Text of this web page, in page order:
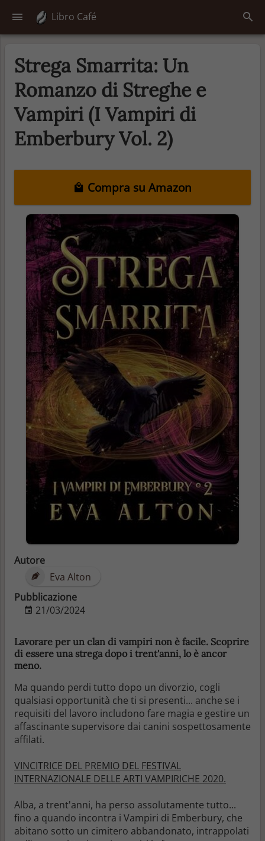
Libro Café
Strega Smarrita: Un
Romanzo di Streghe e
Vampiri (I Vampiri di
Emberbury Vol. 2)
Compra su Amazon
Autore
Eva Alton
Pubblicazione
21/03/2024
Lavorare per un clan di vampiri non è facile. Scoprire
di essere una strega dopo i trent'anni, lo è ancor
meno.
Ma quando perdi tutto dopo un divorzio, cogli
qualsiasi opportunità che ti si presenti... anche se i
requisiti del lavoro includono fare magia e gestire un
affascinante supervisore dai canini sospettosamente
affilati.
VINCITRICE DEL PREMIO DEL FESTIVAL
INTERNAZIONALE DELLE ARTI VAMPIRICHE 2020.
Alba, a trent'anni, ha perso assolutamente tutto...
fino a quando incontra i Vampiri di Emberbury, che
abitano sotto un cimitero abbandonato, intrappolati